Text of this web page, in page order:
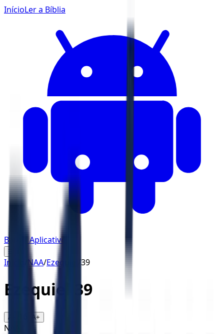
InícioLer a Bíblia
Baixar Aplicativo
☰
Início NAA/Ezequiel /39
Ezequiel 39
A- A+
NAA